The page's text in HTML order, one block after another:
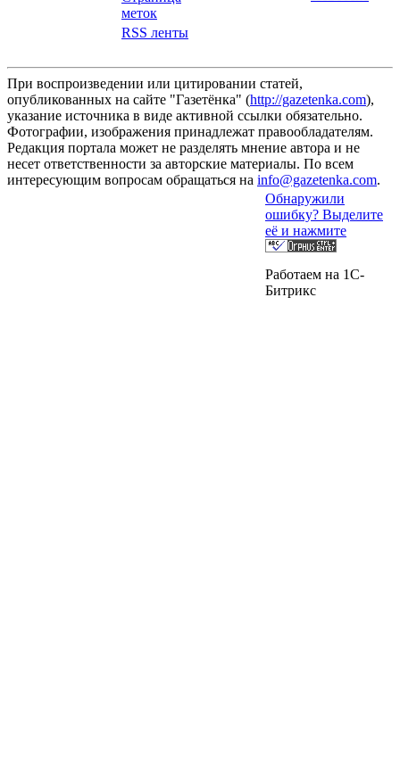
меток
RSS ленты
При воспроизведении или цитировании статей,
опубликованных на сайте "Газетёнка" (http://gazetenka.com),
указание источника в виде активной ссылки обязательно.
Фотографии, изображения принадлежат правообладателям.
Редакция портала может не разделять мнение автора и не
несет ответственности за авторские материалы. По всем
интересующим вопросам обращаться на info@gazetenka.com.
Обнаружили
ошибку? Выделите
её и нажмите
Работаем на 1C-
Битрикс